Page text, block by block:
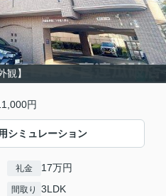
観】
円
シミュレーション
礼金 17万円
間取り 3LDK